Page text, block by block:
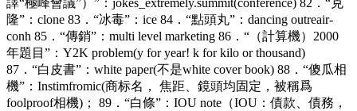
譯“極峰會議”）”：jokes_extremely.summit(conference) 82．“克
隆”：clone 83．“冰毒”：ice 84．“點頭丸”：dancing outreair-
conh 85．“傳銷”：multi level marketing 86．“（計算機）2000
年題目”：Y2K problem(y for year! k for kilo or thousand)
87．“白皮書”：white paper(不是white cover book) 88．“傻瓜相
機”：Instimfromic(商标名， 焦距、鏡頭均固定，被稱爲
foolproof相機)； 89．“白條”：IOU note（IOU：債款、債務，